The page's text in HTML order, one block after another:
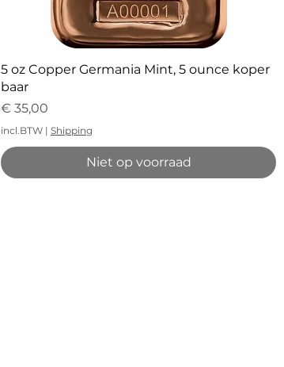
Snel overzicht
5 oz Copper Germania Mint, 5 ounce koper
baar
Prijs
€ 35,00
incl.BTW | Shipping
Niet op voorraad